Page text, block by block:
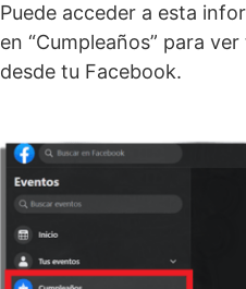
Puede acceder a esta
en “Cumpleaños” para
desde tu Facebook.